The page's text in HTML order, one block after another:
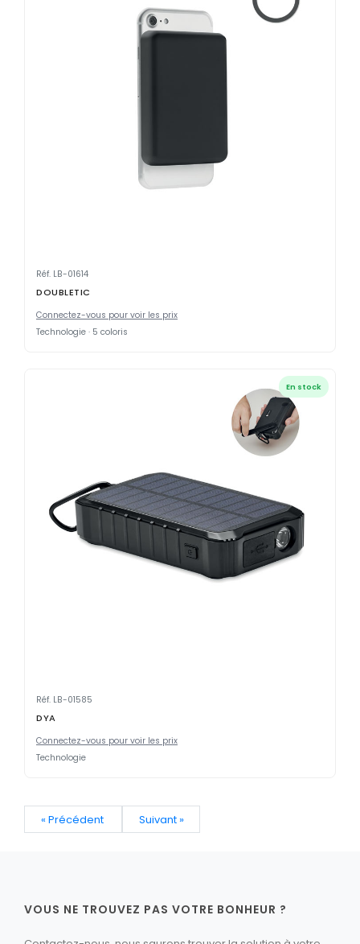
Réf. LB-01614
DOUBLETIC
Connectez-vous pour voir les prix
Technologie · 5 coloris
En stock
Réf. LB-01585
DYA
Connectez-vous pour voir les prix
Technologie
« Précédent Suivant »
VOUS NE TROUVEZ PAS VOTRE BONHEUR ?